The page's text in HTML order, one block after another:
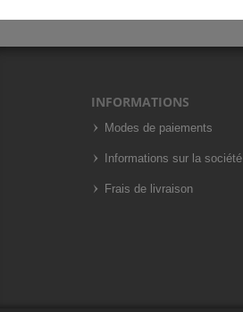
INFORMATIONS
Modes de paiements
Informations sur la société
Frais de livraison